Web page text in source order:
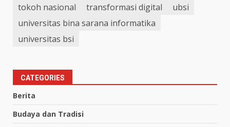
tokoh nasional
transformasi digital
ubsi
universitas bina sarana informatika
universitas bsi
CATEGORIES
Berita
Budaya dan Tradisi